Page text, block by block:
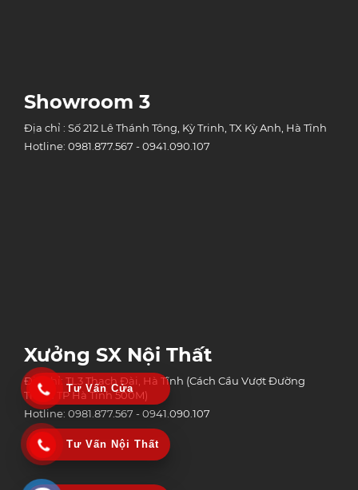
Showroom 3
Địa chỉ : Số 212 Lê Thánh Tông, Kỳ Trinh, TX Kỳ Anh, Hà Tĩnh
Hotline: 0981.877.567 - 0941.090.107
Xưởng SX Nội Thất
Địa chỉ: TL3 Thạch Đài, Hà Tĩnh (Cách Cầu Vượt Đường
Tránh TP Hà Tĩnh 500M)
Hotline: 0981.877.567 - 0941.090.107
Tư Vấn Cửa
Tư Vấn Nội Thất